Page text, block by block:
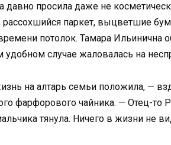
просила даже не
рассохшийся паркет, выцветшие
потолок. Тамара Ильинична
случае жаловалась на
на алтарь семьи положила, —
фарфорового чайника. — Отец-то
тянула. Ничего в жизни не